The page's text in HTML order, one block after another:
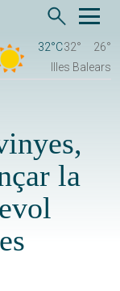
32°C32°
26°
Illes Balears
la